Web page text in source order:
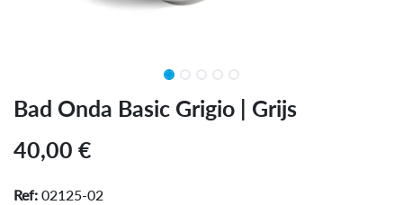
Bad Onda Basic Grigio | Grijs
40,00 €
Ref: 02125-02